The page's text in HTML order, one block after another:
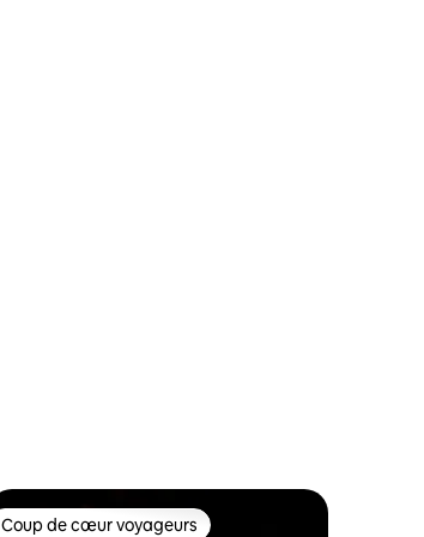
Coup de cœur voyageurs